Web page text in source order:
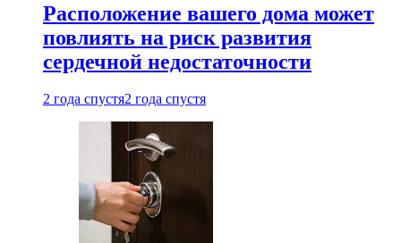
Расположение вашего дома может
повлиять на риск развития
сердечной недостаточности
2 года спустя2 года спустя